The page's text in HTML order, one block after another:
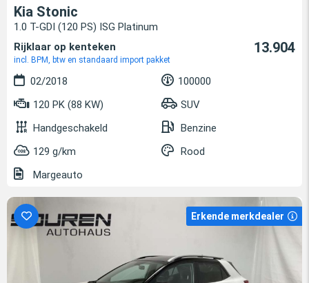
Kia Stonic
1.0 T-GDI (120 PS) ISG Platinum
Rijklaar op kenteken
incl. BPM, btw en standaard import pakket
13.904
02/2018
100000
120 PK (88 KW)
SUV
Handgeschakeld
Benzine
129 g/km
Rood
Margeauto
Erkende merkdealer